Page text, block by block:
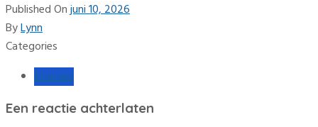
Published Onjuni 10, 2026
ByLynn
Categories
Interieur
Een reactie achterlaten